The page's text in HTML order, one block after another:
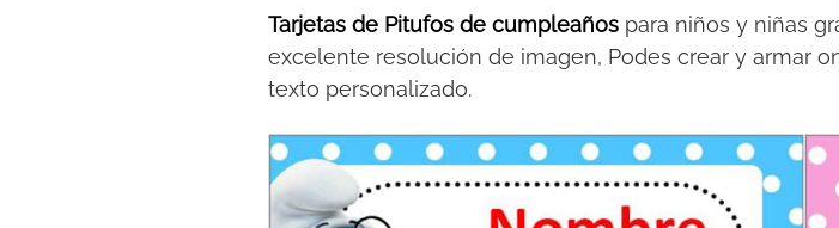
Tarjetas de Pitufos de cumpleaños para niños y niñas
excelente resolución de imagen, Podes crear y armar
texto personalizado.